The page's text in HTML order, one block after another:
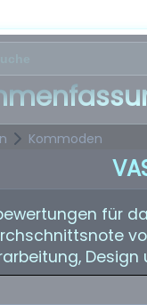
Kommoden
für